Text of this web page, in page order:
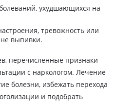
ухудшающихся на
тревожность или
выпивки.
перечисленные признаки
с наркологом. Лечение
болезни, избежать перехода
и подобрать